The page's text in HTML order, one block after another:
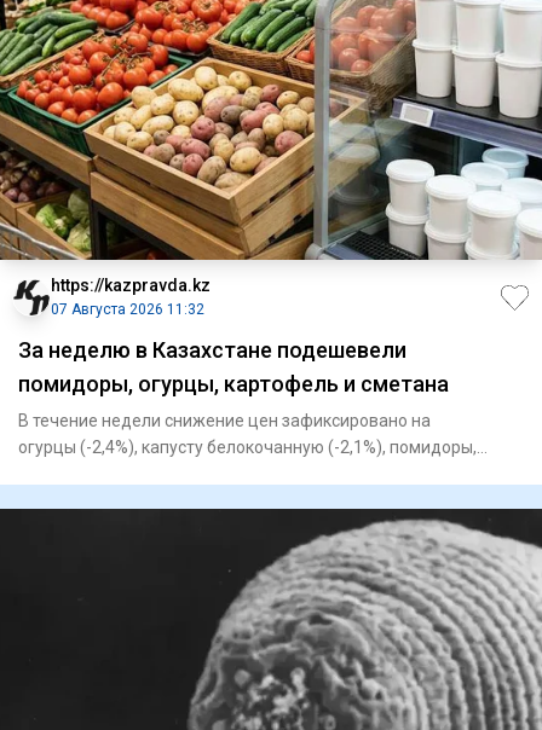
https://kazpravda.kz
07 Августа 2026 11:32
За неделю в Казахстане подешевели
помидоры, огурцы, картофель и сметана
В течение недели снижение цен зафиксировано на
огурцы (-2,4%), капусту белокочанную (-2,1%), помидоры,